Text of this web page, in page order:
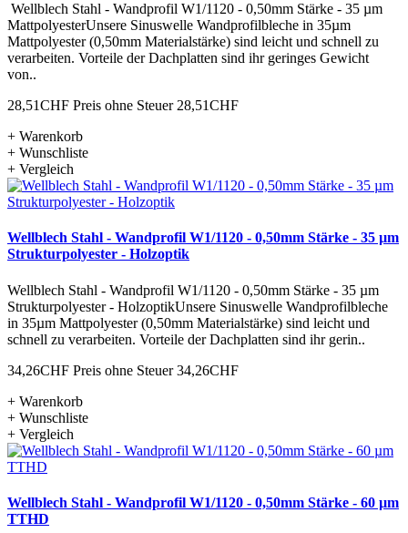
Wellblech Stahl - Wandprofil W1/1120 - 0,50mm Stärke - 35 µm
MattpolyesterUnsere Sinuswelle Wandprofilbleche in 35µm
Mattpolyester (0,50mm Materialstärke) sind leicht und schnell zu
verarbeiten. Vorteile der Dachplatten sind ihr geringes Gewicht
von..
28,51CHF Preis ohne Steuer 28,51CHF
+ Warenkorb
+ Wunschliste
+ Vergleich
Wellblech Stahl - Wandprofil W1/1120 - 0,50mm Stärke - 35 µm
Strukturpolyester - Holzoptik
Wellblech Stahl - Wandprofil W1/1120 - 0,50mm Stärke - 35 µm
Strukturpolyester - HolzoptikUnsere Sinuswelle Wandprofilbleche
in 35µm Mattpolyester (0,50mm Materialstärke) sind leicht und
schnell zu verarbeiten. Vorteile der Dachplatten sind ihr gerin..
34,26CHF Preis ohne Steuer 34,26CHF
+ Warenkorb
+ Wunschliste
+ Vergleich
Wellblech Stahl - Wandprofil W1/1120 - 0,50mm Stärke - 60 µm
TTHD